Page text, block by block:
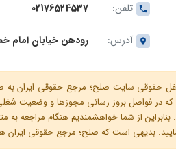
تلفن: 02176524537
آدرس: رودهن خیابان امام
حقوقی سایت صلح؛ مرجع حقوقی ایران به
که در فواصل بروز رسانی مجوزها و وضعیت
بنابراین از شما خواهشمندیم هنگام
بدیهی است که صلح؛ مرجع حقوقی ایران